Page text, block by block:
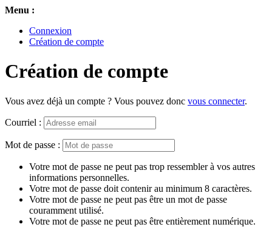
Menu :
Connexion
Création de compte
Création de compte
Vous avez déjà un compte ? Vous pouvez donc vous connecter.
Courriel :
Mot de passe :
Votre mot de passe ne peut pas trop ressembler à vos autres
informations personnelles.
Votre mot de passe doit contenir au minimum 8 caractères.
Votre mot de passe ne peut pas être un mot de passe
couramment utilisé.
Votre mot de passe ne peut pas être entièrement numérique.